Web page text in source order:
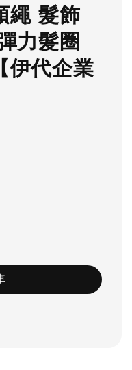
繩 髮飾
力髮圈
伊代企業